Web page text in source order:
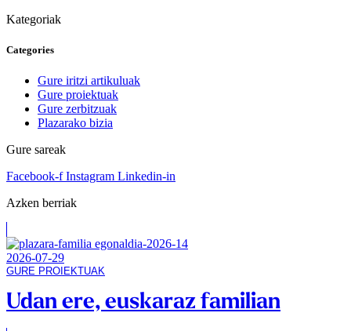
Kategoriak
Categories
Gure iritzi artikuluak
Gure proiektuak
Gure zerbitzuak
Plazarako bizia
Gure sareak
Facebook-f Instagram Linkedin-in
Azken berriak
2026-07-29
GURE PROIEKTUAK
Udan ere, euskaraz familian